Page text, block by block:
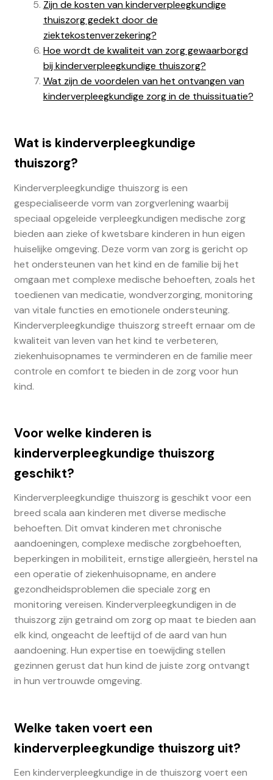
Zijn de kosten van kinderverpleegkundige
thuiszorg gedekt door de
ziektekostenverzekering?
Hoe wordt de kwaliteit van zorg gewaarborgd
bij kinderverpleegkundige thuiszorg?
Wat zijn de voordelen van het ontvangen van
kinderverpleegkundige zorg in de thuissituatie?
Wat is kinderverpleegkundige
thuiszorg?
Kinderverpleegkundige thuiszorg is een
gespecialiseerde vorm van zorgverlening waarbij
speciaal opgeleide verpleegkundigen medische zorg
bieden aan zieke of kwetsbare kinderen in hun eigen
huiselijke omgeving. Deze vorm van zorg is gericht op
het ondersteunen van het kind en de familie bij het
omgaan met complexe medische behoeften, zoals het
toedienen van medicatie, wondverzorging, monitoring
van vitale functies en emotionele ondersteuning.
Kinderverpleegkundige thuiszorg streeft ernaar om de
kwaliteit van leven van het kind te verbeteren,
ziekenhuisopnames te verminderen en de familie meer
controle en comfort te bieden in de zorg voor hun
kind.
Voor welke kinderen is
kinderverpleegkundige thuiszorg
geschikt?
Kinderverpleegkundige thuiszorg is geschikt voor een
breed scala aan kinderen met diverse medische
behoeften. Dit omvat kinderen met chronische
aandoeningen, complexe medische zorgbehoeften,
beperkingen in mobiliteit, ernstige allergieën, herstel na
een operatie of ziekenhuisopname, en andere
gezondheidsproblemen die speciale zorg en
monitoring vereisen. Kinderverpleegkundigen in de
thuiszorg zijn getraind om zorg op maat te bieden aan
elk kind, ongeacht de leeftijd of de aard van hun
aandoening. Hun expertise en toewijding stellen
gezinnen gerust dat hun kind de juiste zorg ontvangt
in hun vertrouwde omgeving.
Welke taken voert een
kinderverpleegkundige thuiszorg uit?
Een kinderverpleegkundige in de thuiszorg voert een